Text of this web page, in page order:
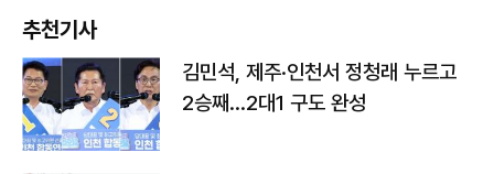
추천기사
김민석, 제주·인천서 정청래 누르고
2승째…2대1 구도 완성